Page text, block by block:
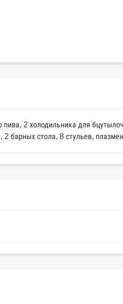
пива, 2 холодильника для
барных стола, 8 стульев,